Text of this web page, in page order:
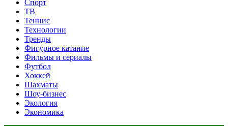
Спорт
ТВ
Теннис
Технологии
Тренды
Фигурное катание
Фильмы и сериалы
Футбол
Хоккей
Шахматы
Шоу-бизнес
Экология
Экономика